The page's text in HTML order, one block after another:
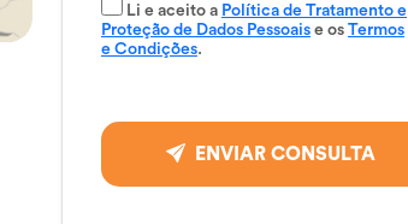
Li e aceito a Política de Tratamento e
Proteção de Dados Pessoais e os Termos
e Condições.
ENVIAR CONSULTA